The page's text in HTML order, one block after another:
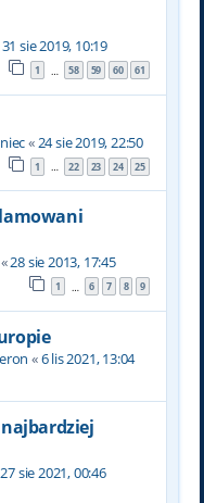
31 sie 2019, 10:19
1 … 58 59 60 61
«24 sie 2019, 22:50
1 … 22 23 24 25
28 sie 2013, 17:45
1 … 6 7 8 9
«6 lis 2021, 13:04
27 sie 2021, 00:46